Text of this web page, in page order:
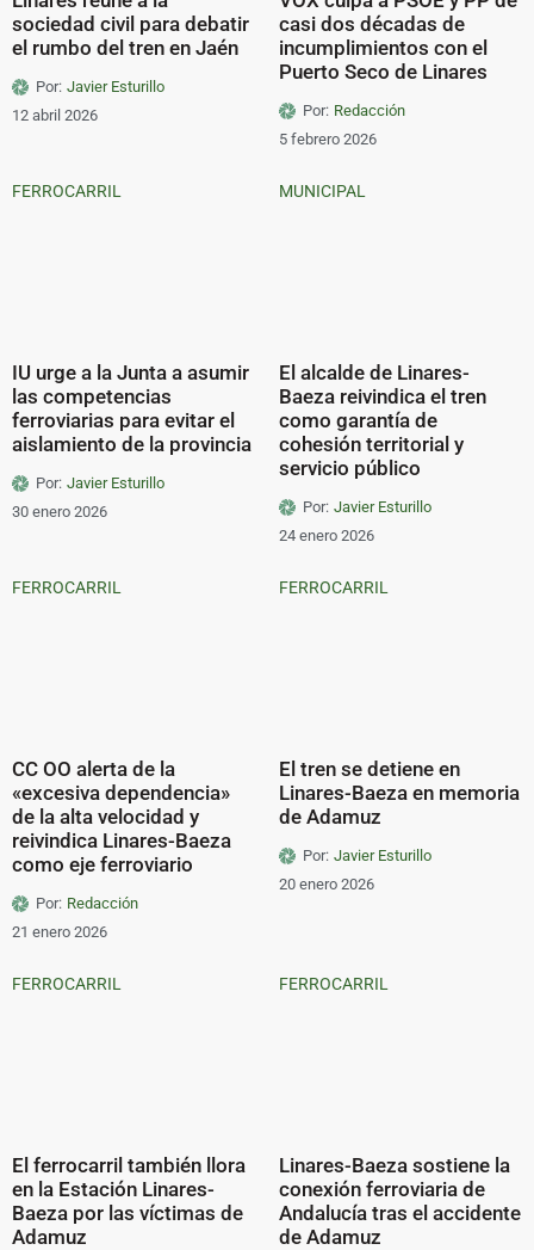
sociedad civil para debatir
el rumbo del tren en Jaén
Por: Javier Esturillo
12 abril 2026
casi dos décadas de
incumplimientos con el
Puerto Seco de Linares
Por: Redacción
5 febrero 2026
FERROCARRIL
IU urge a la Junta a asumir
las competencias
ferroviarias para evitar el
aislamiento de la provincia
Por: Javier Esturillo
30 enero 2026
MUNICIPAL
El alcalde de Linares-
Baeza reivindica el tren
como garantía de
cohesión territorial y
servicio público
Por: Javier Esturillo
24 enero 2026
FERROCARRIL
CC OO alerta de la
«excesiva dependencia»
de la alta velocidad y
reivindica Linares-Baeza
como eje ferroviario
Por: Redacción
21 enero 2026
FERROCARRIL
El tren se detiene en
Linares-Baeza en memoria
de Adamuz
Por: Javier Esturillo
20 enero 2026
FERROCARRIL
El ferrocarril también llora
en la Estación Linares-
Baeza por las víctimas de
Adamuz
FERROCARRIL
Linares-Baeza sostiene la
conexión ferroviaria de
Andalucía tras el accidente
de Adamuz